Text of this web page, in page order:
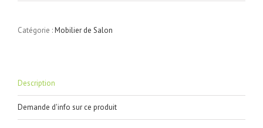
Catégorie :Mobilier de Salon
Description
Demande d'info sur ce produit